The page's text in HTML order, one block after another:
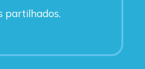
partilhados.